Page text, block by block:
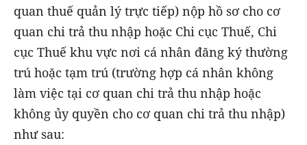
quan thuế quản lý trực tiếp) nộp hồ sơ cho cơ
quan chi trả thu nhập hoặc Chi cục Thuế, Chi
cục Thuế khu vực nơi cá nhân đăng ký thường
trú hoặc tạm trú (trường hợp cá nhân không
làm việc tại cơ quan chi trả thu nhập hoặc
không ủy quyền cho cơ quan chi trả thu nhập)
như sau: